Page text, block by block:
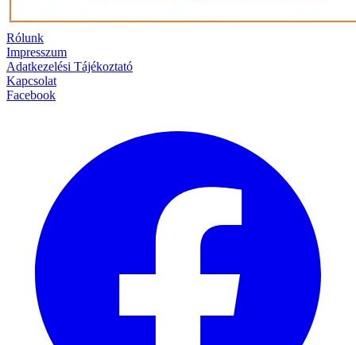
Rólunk
Impresszum
Adatkezelési Tájékoztató
Kapcsolat
Facebook